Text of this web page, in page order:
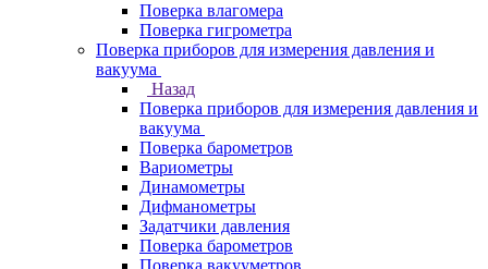
Поверка влагомера
Поверка гигрометра
Поверка приборов для измерения давления и
вакуума
Назад
Поверка приборов для измерения давления и
вакуума
Поверка барометров
Вариометры
Динамометры
Дифманометры
Задатчики давления
Поверка барометров
Поверка вакууметров